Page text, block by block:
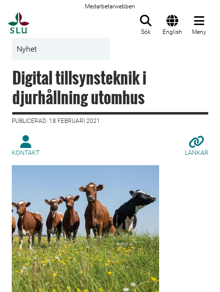
Medarbetarwebben
Sök English Meny
Nyhet
Digital tillsynsteknik i
djurhållning utomhus
PUBLICERAD: 18 FEBRUARI 2021
KONTAKT LÄNKAR